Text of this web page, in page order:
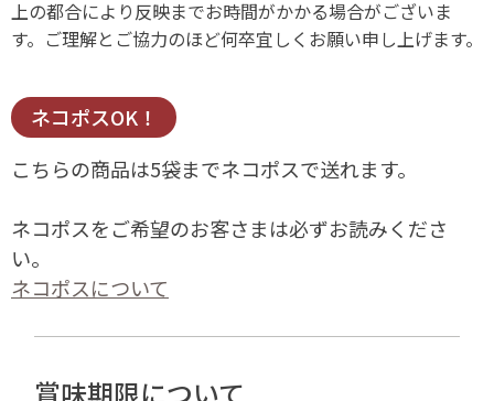
上の都合により反映までお時間がかかる場合がございま
す。ご理解とご協力のほど何卒宜しくお願い申し上げます。
ネコポスOK！
こちらの商品は5袋までネコポスで送れます。
ネコポスをご希望のお客さまは必ずお読みくださ
い。
ネコポスについて
賞味期限について